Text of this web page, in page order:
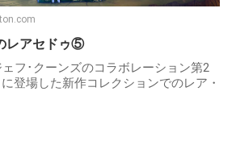
レアセドゥ⑤
フ･クーンズのコラボレーション第2
登場した新作コレクションでのレア・